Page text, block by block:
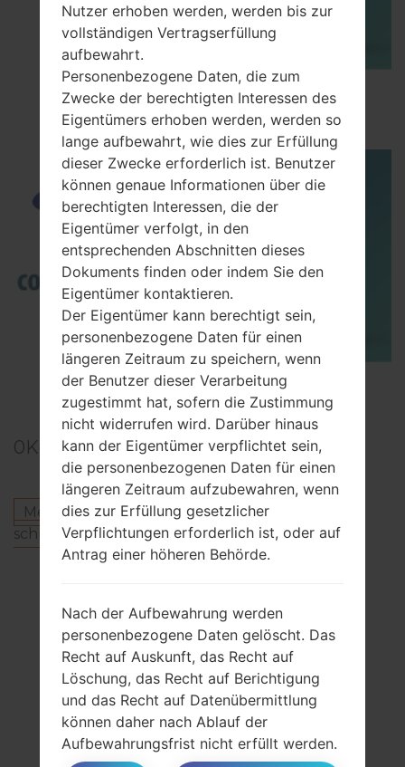
How to Flash Stock Firmware on Samsung
Smartphone using Odin?
TOP 5 SECRET CODES for Samsung
0Kommentare
Melden Sie sich anum einen Kommentar zu
schreiben.
SamsungUltra SGT-S7350H
SamsungUltra SGT-S7350I
ABONNIEREN
Nutzer erhoben werden, werden bis zur
vollständigen Vertragserfüllung
aufbewahrt.
Personenbezogene Daten, die zum
Zwecke der berechtigten Interessen des
Eigentümers erhoben werden, werden so
lange aufbewahrt, wie dies zur Erfüllung
dieser Zwecke erforderlich ist. Benutzer
können genaue Informationen über die
berechtigten Interessen, die der
Eigentümer verfolgt, in den
entsprechenden Abschnitten dieses
Dokuments finden oder indem Sie den
Eigentümer kontaktieren.
Der Eigentümer kann berechtigt sein,
personenbezogene Daten für einen
längeren Zeitraum zu speichern, wenn
der Benutzer dieser Verarbeitung
zugestimmt hat, sofern die Zustimmung
nicht widerrufen wird. Darüber hinaus
kann der Eigentümer verpflichtet sein,
die personenbezogenen Daten für einen
längeren Zeitraum aufzubewahren, wenn
dies zur Erfüllung gesetzlicher
Verpflichtungen erforderlich ist, oder auf
Antrag einer höheren Behörde.
Nach der Aufbewahrung werden
personenbezogene Daten gelöscht. Das
Recht auf Auskunft, das Recht auf
Löschung, das Recht auf Berichtigung
und das Recht auf Datenübermittlung
können daher nach Ablauf der
Aufbewahrungsfrist nicht erfüllt werden.